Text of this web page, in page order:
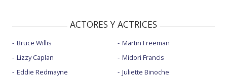
ACTORES Y ACTRICES
Bruce Willis
Lizzy Caplan
Eddie Redmayne
Martin Freeman
Midori Francis
Juliette Binoche